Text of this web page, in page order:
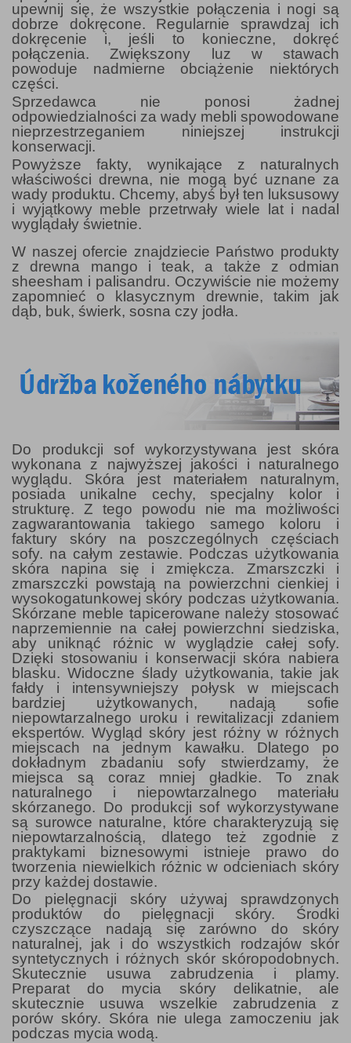
upewnij się, że wszystkie połączenia i nogi są
dobrze dokręcone. Regularnie sprawdzaj ich
dokręcenie i, jeśli to konieczne, dokręć
połączenia. Zwiększony luz w stawach
powoduje nadmierne obciążenie niektórych
części.
Sprzedawca nie ponosi żadnej
odpowiedzialności za wady mebli spowodowane
nieprzestrzeganiem niniejszej instrukcji
konserwacji.
Powyższe fakty, wynikające z naturalnych
właściwości drewna, nie mogą być uznane za
wady produktu. Chcemy, abyś był ten luksusowy
i wyjątkowy meble przetrwały wiele lat i nadal
wyglądały świetnie.
W naszej ofercie znajdziecie Państwo produkty
z drewna mango i teak, a także z odmian
sheesham i palisandru. Oczywiście nie możemy
zapomnieć o klasycznym drewnie, takim jak
dąb, buk, świerk, sosna czy jodła.
Do produkcji sof wykorzystywana jest skóra
wykonana z najwyższej jakości i naturalnego
wyglądu. Skóra jest materiałem naturalnym,
posiada unikalne cechy, specjalny kolor i
strukturę. Z tego powodu nie ma możliwości
zagwarantowania takiego samego koloru i
faktury skóry na poszczególnych częściach
sofy. na całym zestawie. Podczas użytkowania
skóra napina się i zmiękcza. Zmarszczki i
zmarszczki powstają na powierzchni cienkiej i
wysokogatunkowej skóry podczas użytkowania.
Skórzane meble tapicerowane należy stosować
naprzemiennie na całej powierzchni siedziska,
aby uniknąć różnic w wyglądzie całej sofy.
Dzięki stosowaniu i konserwacji skóra nabiera
blasku. Widoczne ślady użytkowania, takie jak
fałdy i intensywniejszy połysk w miejscach
bardziej użytkowanych, nadają sofie
niepowtarzalnego uroku i rewitalizacji zdaniem
ekspertów. Wygląd skóry jest różny w różnych
miejscach na jednym kawałku. Dlatego po
dokładnym zbadaniu sofy stwierdzamy, że
miejsca są coraz mniej gładkie. To znak
naturalnego i niepowtarzalnego materiału
skórzanego. Do produkcji sof wykorzystywane
są surowce naturalne, które charakteryzują się
niepowtarzalnością, dlatego też zgodnie z
praktykami biznesowymi istnieje prawo do
tworzenia niewielkich różnic w odcieniach skóry
przy każdej dostawie.
Do pielęgnacji skóry używaj sprawdzonych
produktów do pielęgnacji skóry. Środki
czyszczące nadają się zarówno do skóry
naturalnej, jak i do wszystkich rodzajów skór
syntetycznych i różnych skór skóropodobnych.
Skutecznie usuwa zabrudzenia i plamy.
Preparat do mycia skóry delikatnie, ale
skutecznie usuwa wszelkie zabrudzenia z
porów skóry. Skóra nie ulega zamoczeniu jak
podczas mycia wodą.